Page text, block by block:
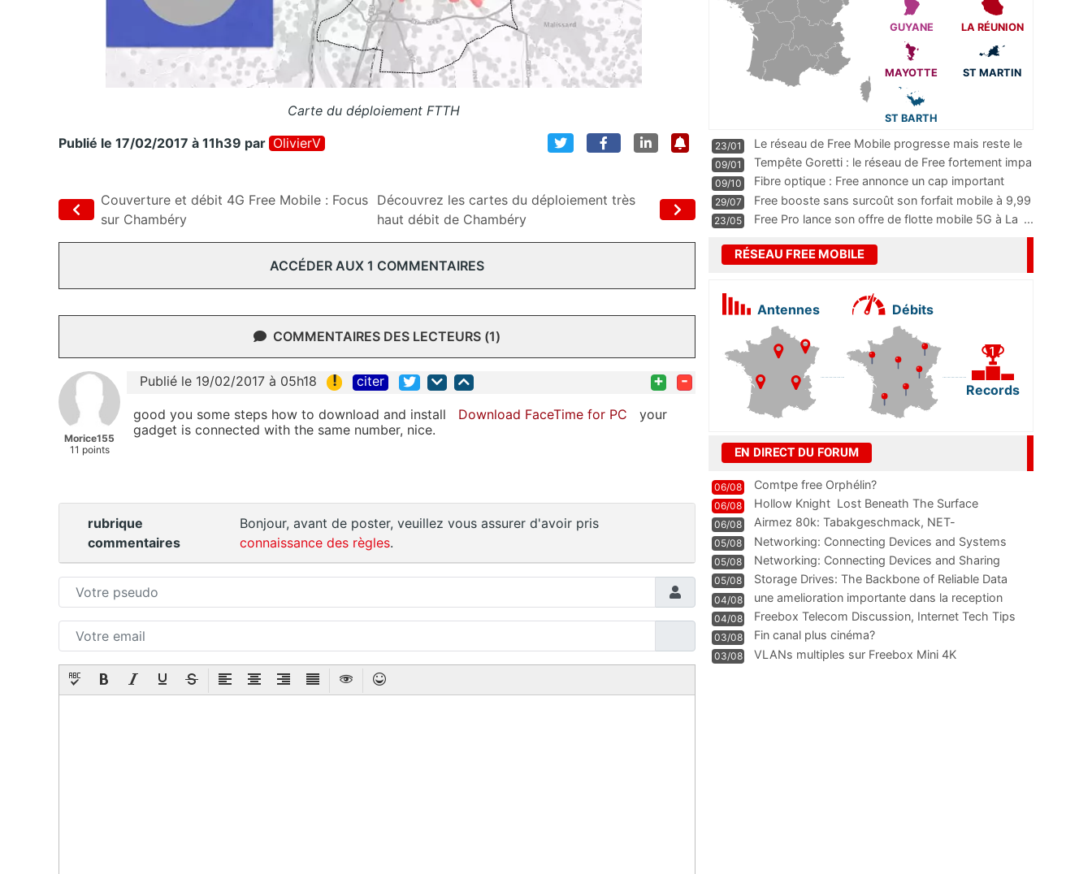
Carte du déploiement FTTH
Publié le 17/02/2017 à 11h39 par OlivierV
Couverture et débit 4G Free Mobile : Focus
sur Chambéry
Découvrez les cartes du déploiement très
haut débit de Chambéry
ACCÉDER AUX 1 COMMENTAIRES
COMMENTAIRES DES LECTEURS (1)
Morice155
11 points
Publié le 19/02/2017 à 05h18 ! citer + -
good you some steps how to download and install Download FaceTime for PC your
gadget is connected with the same number, nice.
rubrique
commentaires
Bonjour, avant de poster, veuillez vous assurer d'avoir pris
connaissance des règles.
GUYANE LA RÉUNION
MAYOTTE ST MARTIN
ST BARTH
23/01
Le réseau de Free Mobile progresse mais reste le
m
...
09/01
Tempête Goretti : le réseau de Free fortement impa
09/10
Fibre optique : Free annonce un cap important
pass
...
29/07
Free booste sans surcoût son forfait mobile à 9,99
23/05 Free Pro lance son offre de flotte mobile 5G à La ...
RÉSEAU FREE MOBILE
Antennes Débits
Records
EN DIRECT DU FORUM
06/08 Comtpe free Orphélin?
06/08 Hollow Knight  Lost Beneath The Surface
06/08
Airmez 80k: Tabakgeschmack, NET-
Technologie und Leistung im
05/08 Networking: Connecting Devices and Systems
05/08
Networking: Connecting Devices and Sharing
Information
05/08
Storage Drives: The Backbone of Reliable Data
Management
04/08
une amelioration importante dans la reception
WIFI
04/08
Freebox Telecom Discussion, Internet Tech Tips
Communi
03/08 Fin canal plus cinéma?
03/08 VLANs multiples sur Freebox Mini 4K